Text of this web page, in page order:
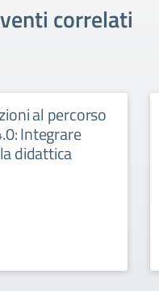
correlati
al percorso
Integrare
didattica